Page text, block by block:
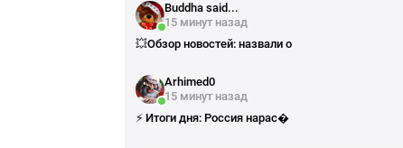
Buddha said...
15 минут назад
💥Обзор новостей: назвали о
Arhimed0
15 минут назад
⚡️ Итоги дня: Россия нарас�